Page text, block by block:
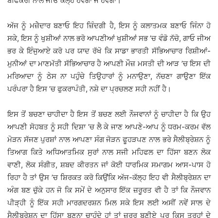
ਅੱਜ ਨੂੰ ਮਜ਼ੇੇਦਾਰ ਬਣਾਓ ਇਹ ਜ਼ਿੰਦਗੀ ਹੈ, ਇਸ ਨੂੰ ਕਲਾਤਮਕ ਬਣਾਓ ਜਿੰਨਾ ਹੋ
ਸਕੇ, ਇਸ ਨੂੰ ਖੁਸ਼ੀਆਂ ਨਾਲ ਭਰੋ ਆਪਣੀਆਂ ਖੁਸ਼ੀਆਂ ਸਭ ’ਚ ਵੰਡੋ ਨੱਚੋ, ਗਾਓ ਜੀਅ
ਭਰ ਕੇ ਇੰਜੁਆਏ ਕਰੋ ਪਰ ਯਾਦ ਰੱਖੋ ਕਿ ਸਾਡਾ ਭਾਰਤੀ ਸੱਭਿਆਚਾਰ ਰਿਸ਼ੀਆਂ-
ਮੁਨੀਆਂ ਦਾ ਮਾਣਮੱਤੀ ਸੱਭਿਆਚਾਰ ਹੈ ਆਪਣੀ ਮੌਜ਼ ਮਸਤੀ ਦੀ ਆੜ ’ਚ ਇਸ ਦੀ
ਮਰਿਆਦਾ ਨੂੰ ਠੇਸ ਨਾ ਪਹੁੰਚੇ ਤਿਉਹਾਰਾਂ ਨੂੰ ਮਨਾਉਣਾ, ਨੱਚਣਾ ਗਾਉਣਾ ਇੱਕ
ਪਰੰਪਰਾ ਹੈ ਇਸ ’ਚ ਫੁਕਰਾਪੰਤੀ, ਨਸ਼ੇ ਦਾ ਪ੍ਰਚਲਣ ਸਹੀ ਨਹੀਂ ਹੈ।
ਇਸ ਤੋਂ ਬਚਣਾ ਚਾਹੀਦਾ ਹੈ ਇਸ ਤੋਂ ਬਚਣ ਲਈ ਨੌਜਵਾਨਾਂ ਨੂੰ ਚਾਹੀਦਾ ਹੈ ਕਿ ਉਹ
ਆਪਣੀ ਸੋਹਬਤ ਨੂੰ ਸਹੀ ਦਿਸ਼ਾ ’ਚ ਲੈ ਕੇ ਜਾਣ ਆਪਣੇ-ਆਪ ਨੂੰ ਧਰਮ-ਕਰਮ ਵੱਲ
ਮੋੜਨ ਸੱਜਣ ਪੁਰਸ਼ਾਂ ਨਾਲ ਆਪਣਾ ਸੰਗ ਜੋੜਨ ਫੂਹੜਪਣ ਨਾਲ ਭਰੇ ਸੈਲੀਬ੍ਰੇਸ਼ਨ ਨੂੰ
ਤਿਆਗ ਕਿਤੇ ਅਧਿਆਤਮਿਕ ਸੁਰਾਂ ਨਾਲ ਸਜੀ ਮਹਿਫਲ ਦਾ ਹਿੱਸਾ ਬਣਨ ਲੋਕ
ਵਾਣੀ, ਲੋਕ ਸੰਗੀਤ, ਸ਼ਬਦ ਕੀਰਤਨ ਜਾਂ ਕੋਈ ਧਾਰਮਿਕ ਸਮਾਗਮ ਆਸ-ਪਾਸ ਹੋ
ਰਿਹਾ ਹੈ ਤਾਂ ਉਸ ’ਚ ਸ਼ਿਰਕਤ ਕਰੋ ਕਿਉਂਕਿ ਅੱਜ-ਕੱਲ੍ਹ ਇਹ ਵੀ ਸੈਲੀਬ੍ਰੇਸ਼ਨ ਦਾ
ਅੰਗ ਬਣ ਚੁੱਕੇ ਹਨ ਜੋ ਕਿ ਸਮੇਂ ਦੇ ਅਨੁਸਾਰ ਇੱਕ ਜ਼ਰੂਰਤ ਵੀ ਹੈ ਤਾਂ ਕਿ ਨੌਜਵਾਨ
ਪੀੜ੍ਹੀ ਨੂੰ ਇੱਕ ਸਹੀ ਮਾਰਗਦਰਸ਼ਨ ਮਿਲ ਸਕੇ ਇਸ ਲਈ ਅਸੀਂ ਨਵੇਂ ਸਾਲ ਦੇ
ਸੈਲੀਬ੍ਰੇਸ਼ਨ ਦਾ ਹਿੱਸਾ ਬਣਨਾ ਚਾਹੁੰਦੇ ਹਾਂ ਤਾਂ ਜ਼ਰੂਰ ਬਣੀਏ ਪਰ ਕਿਸ ਤਰ੍ਹਾਂ ਦੇ